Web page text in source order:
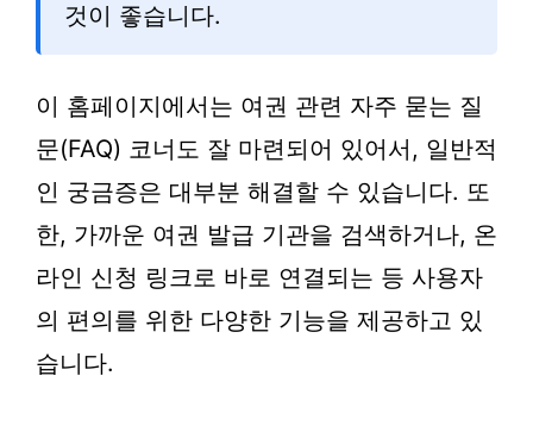
것이 좋습니다.
이 홈페이지에서는 여권 관련 자주 묻는 질
문(FAQ) 코너도 잘 마련되어 있어서, 일반적
인 궁금증은 대부분 해결할 수 있습니다. 또
한, 가까운 여권 발급 기관을 검색하거나, 온
라인 신청 링크로 바로 연결되는 등 사용자
의 편의를 위한 다양한 기능을 제공하고 있
습니다.